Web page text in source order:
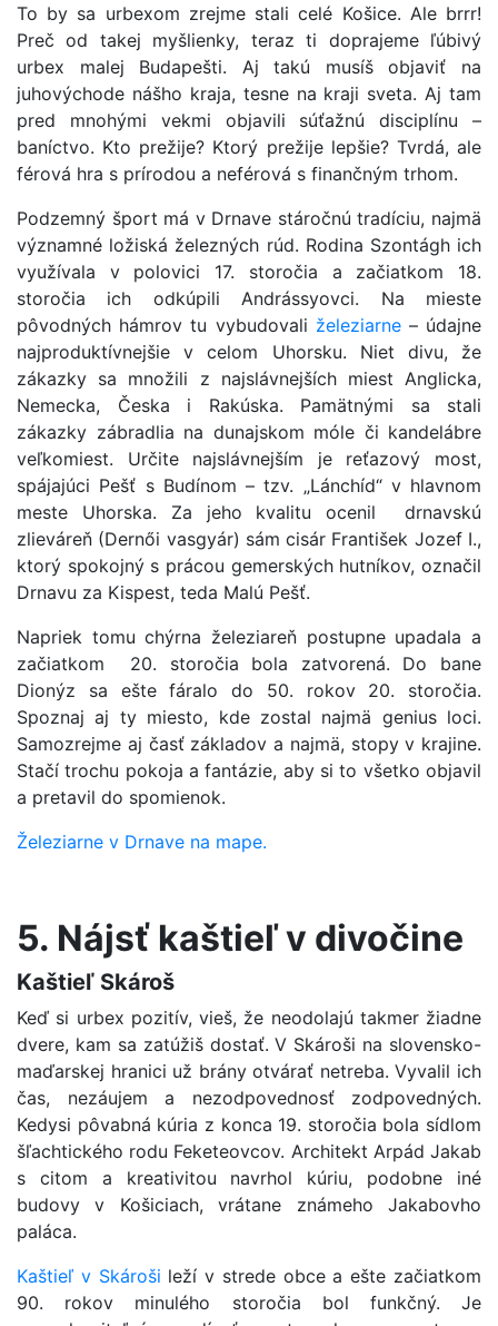
To by sa urbexom zrejme stali celé Košice. Ale brrr!
Preč od takej myšlienky, teraz ti doprajeme ľúbivý
urbex malej Budapešti. Aj takú musíš objaviť na
juhovýchode nášho kraja, tesne na kraji sveta. Aj tam
pred mnohými vekmi objavili súťažnú disciplínu –
baníctvo. Kto prežije? Ktorý prežije lepšie? Tvrdá, ale
férová hra s prírodou a neférová s finančným trhom.
Podzemný šport má v Drnave stáročnú tradíciu, najmä
významné ložiská železných rúd. Rodina Szontágh ich
využívala v polovici 17. storočia a začiatkom 18.
storočia ich odkúpili Andrássyovci. Na mieste
pôvodných hámrov tu vybudovali železiarne– údajne
najproduktívnejšie v celom Uhorsku. Niet divu, že
zákazky sa množili z najslávnejších miest Anglicka,
Nemecka, Česka i Rakúska. Pamätnými sa stali
zákazky zábradlia na dunajskom móle či kandelábre
veľkomiest. Určite najslávnejším je reťazový most,
spájajúci Pešť s Budínom – tzv. „Lánchíd“ v hlavnom
meste Uhorska. Za jeho kvalitu ocenil drnavskú
zlieváreň (Dernői vasgyár) sám cisár František Jozef I.,
ktorý spokojný s prácou gemerských hutníkov, označil
Drnavu za Kispest, teda Malú Pešť.
Napriek tomu chýrna železiareň postupne upadala a
začiatkom 20. storočia bola zatvorená. Do bane
Dionýz sa ešte fáralo do 50. rokov 20. storočia.
Spoznaj aj ty miesto, kde zostal najmä genius loci.
Samozrejme aj časť základov a najmä, stopy v krajine.
Stačí trochu pokoja a fantázie, aby si to všetko objavil
a pretavil do spomienok.
Železiarne v Drnave na mape.
5. Nájsť kaštieľ v divočine
Kaštieľ Skároš
Keď si urbex pozitív, vieš, že neodolajú takmer žiadne
dvere, kam sa zatúžiš dostať. V Skároši na slovensko-
maďarskej hranici už brány otvárať netreba. Vyvalil ich
čas, nezáujem a nezodpovednosť zodpovedných.
Kedysi pôvabná kúria z konca 19. storočia bola sídlom
šľachtického rodu Feketeovcov. Architekt Arpád Jakab
s citom a kreativitou navrhol kúriu, podobne iné
budovy v Košiciach, vrátane známeho Jakabovho
paláca.
Kaštieľ v Skároši leží v strede obce a ešte začiatkom
90. rokov minulého storočia bol funkčný. Je